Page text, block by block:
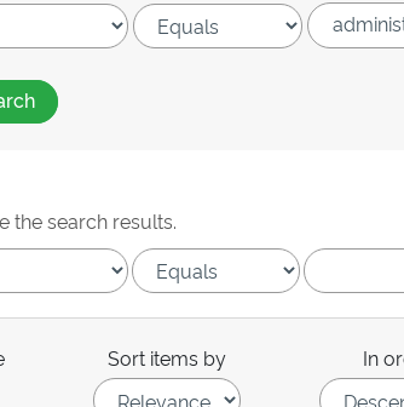
the search results.
Sort items by In